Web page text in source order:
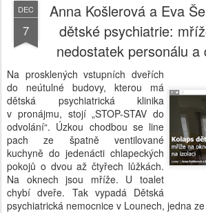
DEC
7
Anna Košlerová a Eva
dětské psychiatrie:
nedostatek personálu a
Na prosklených vstupních dveřích
do neútulné budovy, kterou má
dětská psychiatrická klinika
v pronájmu, stojí „STOP-STAV do
odvolání“. Úzkou chodbou se line
pach ze špatně ventilované
kuchyně do jedenácti chlapeckých
pokojů o dvou až čtyřech lůžkách.
Na oknech jsou mříže. U toalet
chybí dveře. Tak vypadá Dětská
psychiatrická nemocnice v Lounech, jedna